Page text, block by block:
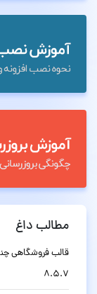
مطالب داغ
8.5.7